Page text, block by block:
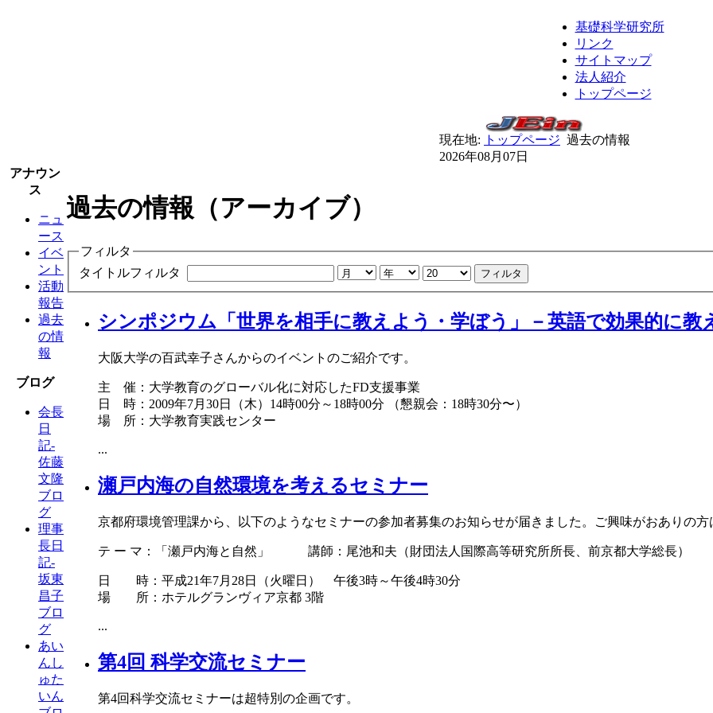
基礎科学研究所
リンク
サイトマップ
法人紹介
トップページ
現在地: トップページ 過去の情報
2026年08月07日
アナウン
ス
ニュ
ース
イベ
ント
活動
報告
過去
の情
報
ブログ
会長
日
記-
佐藤
文隆
ブロ
グ
理事
長日
記-
坂東
昌子
ブロ
グ
あい
んし
ゅた
いん
過去の情報（アーカイブ）
フィルタ
タイトルフィルタ
フィルタ
シンポジウム「世界を相手に教えよう・学ぼう」－英語で効果的に教
大阪大学の百武幸子さんからのイベントのご紹介です。
主 催：大学教育のグローバル化に対応したFD支援事業
日 時：2009年7月30日（木）14時00分～18時00分 （懇親会：18時30分〜）
場 所：大学教育実践センター
...
瀬戸内海の自然環境を考えるセミナー
京都府環境管理課から、以下のようなセミナーの参加者募集のお知らせが届きました。ご興味がおありの方
テ ー マ：「瀬戸内海と自然」 講師：尾池和夫（財団法人国際高等研究所所長、前京都大学総長）
日 時：平成21年7月28日（火曜日） 午後3時～午後4時30分
場 所：ホテルグランヴィア京都 3階
...
第4回 科学交流セミナー
第4回科学交流セミナーは超特別の企画です。